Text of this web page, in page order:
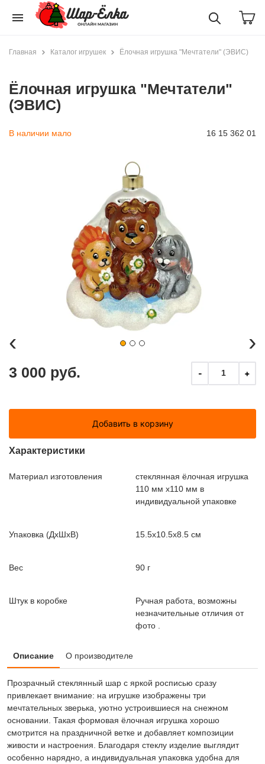
menu
Главная Каталог игрушек Ёлочная игрушка "Мечтатели" (ЭВИС)
Ёлочная игрушка "Мечтатели"
(ЭВИС)
В наличии мало 16 15 362 01
‹ ›
3 000 руб. - 1 +
Добавить в корзину
Характеристики
Материал изготовления
стеклянная ёлочная игрушка
110 мм х110 мм в
индивидуальной упаковке
Упаковка (ДxШxВ) 15.5x10.5x8.5 см
Вес 90 г
Штук в коробке
Ручная работа, возможны
незначительные отличия от
фото .
Описание О производителе
Прозрачный стеклянный шар с яркой росписью сразу
привлекает внимание: на игрушке изображены три
мечтательных зверька, уютно устроившиеся на снежном
основании. Такая формовая ёлочная игрушка хорошо
смотрится на праздничной ветке и добавляет композиции
живости и настроения. Благодаря стеклу изделие выглядит
особенно нарядно, а индивидуальная упаковка удобна для